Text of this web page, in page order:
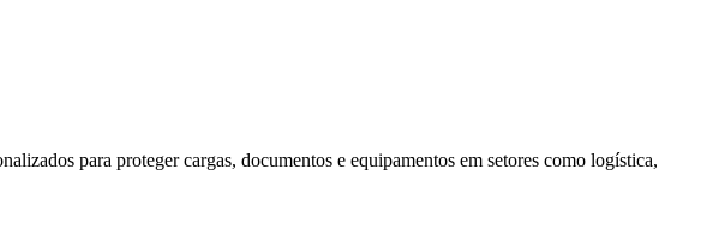
para proteger cargas, documentos e equipamentos em setores como logística,